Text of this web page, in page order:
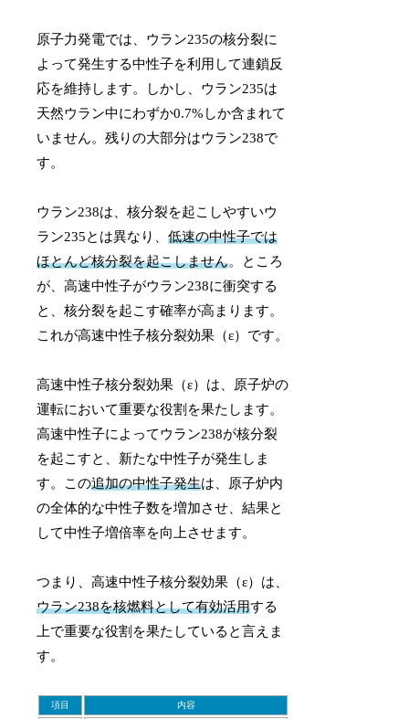
原子力発電では、ウラン235の核分裂に
よって発生する中性子を利用して連鎖反
応を維持します。しかし、ウラン235は
天然ウラン中にわずか0.7%しか含まれて
いません。残りの大部分はウラン238で
す。
ウラン238は、核分裂を起こしやすいウ
ラン235とは異なり、低速の中性子では
ほとんど核分裂を起こしません。ところ
が、高速中性子がウラン238に衝突する
と、核分裂を起こす確率が高まります。
これが高速中性子核分裂効果（ε）です。
高速中性子核分裂効果（ε）は、原子炉の
運転において重要な役割を果たします。
高速中性子によってウラン238が核分裂
を起こすと、新たな中性子が発生しま
す。この追加の中性子発生は、原子炉内
の全体的な中性子数を増加させ、結果と
して中性子増倍率を向上させます。
つまり、高速中性子核分裂効果（ε）は、
ウラン238を核燃料として有効活用する
上で重要な役割を果たしていると言えま
す。
項目 内容